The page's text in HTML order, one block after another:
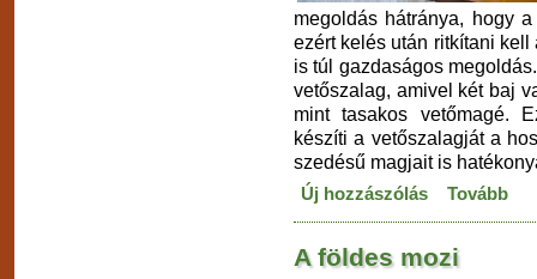
megoldás hátránya, hogy
ezért kelés után ritkítani kell
is túl gazdaságos
vetőszalag, amivel két baj
mint tasakos vetőmagé.
készíti a vetőszalagját a
szedésű magjait is
Új hozzászólás Tovább
A földes mozi